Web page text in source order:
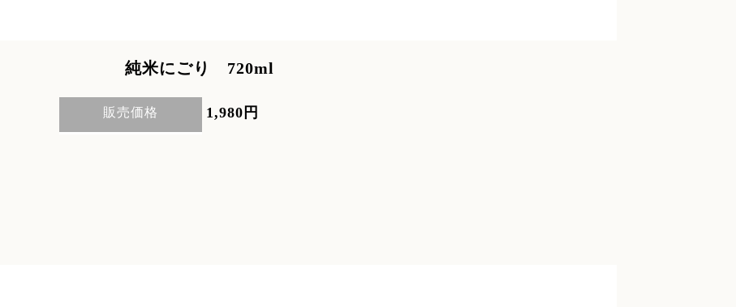
純米にごり 720ml
販売価格 1,980円